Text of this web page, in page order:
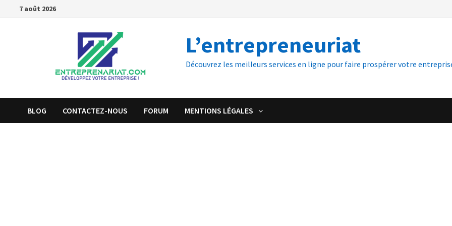
7 août 2026
L’entrepreneuriat
Découvrez les meilleurs services en ligne pour faire prospérer votre
BLOG CONTACTEZ-NOUS FORUM MENTIONS LÉGALES